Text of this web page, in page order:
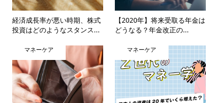
経済成長率が悪い時期、株式
投資はどのようなスタンス...
【2020年】将来受取る年金は
どうなる？年金改正の...
マネーケア マネーケア